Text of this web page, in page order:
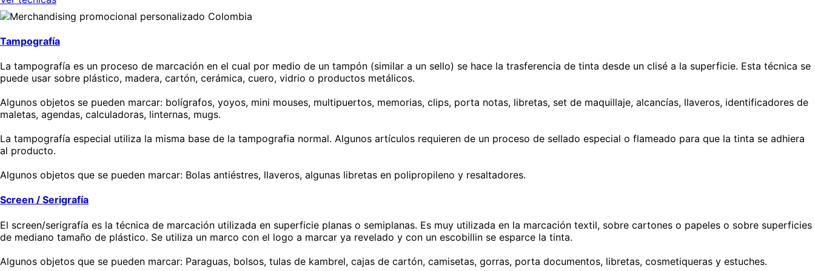
Tampografía
La tampografía es un proceso de marcación en el cual por medio de un tampón (similar a un sello) se hace la trasferencia de tinta desde un clisé a la superficie. Esta técnica se
puede usar sobre plástico, madera, cartón, cerámica, cuero, vidrio o productos metálicos.
Algunos objetos se pueden marcar: bolígrafos, yoyos, mini mouses, multipuertos, memorias, clips, porta notas, libretas, set de maquillaje, alcancías, llaveros, identificadores de
maletas, agendas, calculadoras, linternas, mugs.
La tampografía especial utiliza la misma base de la tampografia normal. Algunos artículos requieren de un proceso de sellado especial o flameado para que la tinta se adhiera
al producto.
Algunos objetos que se pueden marcar: Bolas antiéstres, llaveros, algunas libretas en polipropileno y resaltadores.
Screen / Serigrafía
El screen/serigrafía es la técnica de marcación utilizada en superficie planas o semiplanas. Es muy utilizada en la marcación textil, sobre cartones o papeles o sobre superficies
de mediano tamaño de plástico. Se utiliza un marco con el logo a marcar ya revelado y con un escobillin se esparce la tinta.
Algunos objetos que se pueden marcar: Paraguas, bolsos, tulas de kambrel, cajas de cartón, camisetas, gorras, porta documentos, libretas, cosmetiqueras y estuches.